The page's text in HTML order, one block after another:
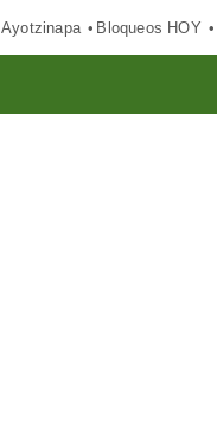
Ayotzinapa Bloqueos HOY